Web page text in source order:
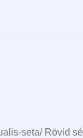
seta/ Rövid